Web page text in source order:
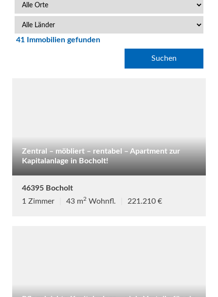
41 Immobilien gefunden
Zentral – möbliert – rentabel – Apartment zur
Kapitalanlage in Bocholt!
46395 Bocholt
1 Zimmer
43 m2 Wohnfl. 221.210 €